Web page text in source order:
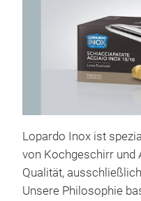
Lopardo Inox ist
von Kochgeschirr
Qualität,
Unsere Philosophie